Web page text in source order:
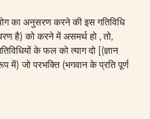
का अनुसरण करने की इस गतिविधि
है) को करने में असमर्थ हो , तो,
के फल को त्याग दो [(ज्ञान
में) जो परभक्ति (भगवान के प्रति पूर्ण